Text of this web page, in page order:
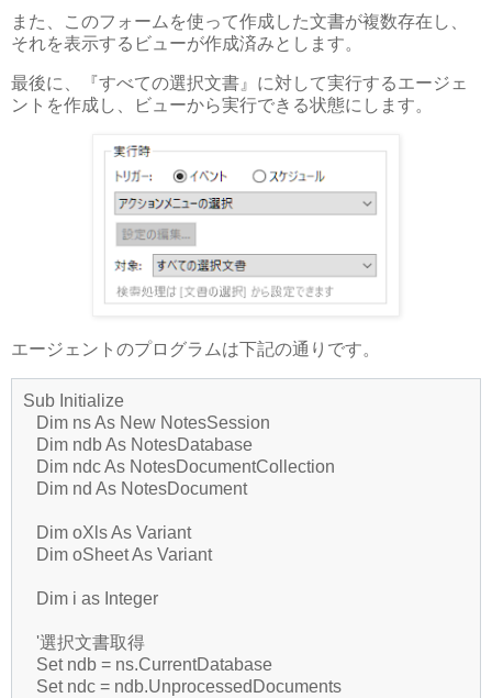
また、このフォームを使って作成した文書が複数存在し、
それを表示するビューが作成済みとします。
最後に、『すべての選択文書』に対して実行するエージェ
ントを作成し、ビューから実行できる状態にします。
エージェントのプログラムは下記の通りです。
Sub Initialize
Dim ns As New NotesSession
Dim ndb As NotesDatabase
Dim ndc As NotesDocumentCollection
Dim nd As NotesDocument
Dim oXls As Variant
Dim oSheet As Variant
Dim i as Integer
'選択文書取得
Set ndb = ns.CurrentDatabase
Set ndc = ndb.UnprocessedDocuments